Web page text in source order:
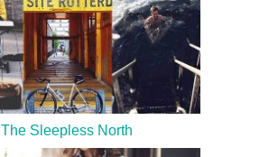
The Sleepless North